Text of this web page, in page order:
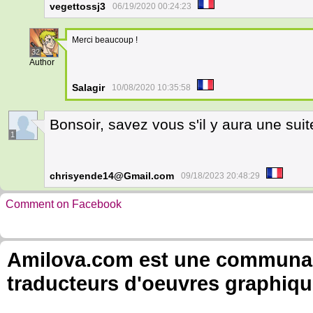
vegettossj3 06/19/2020 00:24:23
32
Author
Merci beaucoup !
Salagir 10/08/2020 10:35:58
1
Bonsoir, savez vous s'il y aura une
chrisyende14@Gmail.com 09/18/2023 20:48:29
Comment on Facebook
Amilova.com est une
traducteurs d'oeuvres